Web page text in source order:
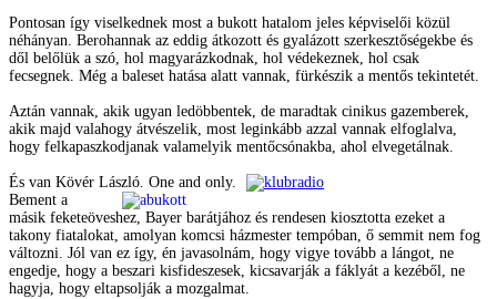
Pontosan így viselkednek most a bukott hatalom jeles képviselői közül
néhányan. Berohannak az eddig átkozott és gyalázott szerkesztőségekbe és
dől belőlük a szó, hol magyarázkodnak, hol védekeznek, hol csak
fecsegnek. Még a baleset hatása alatt vannak, fürkészik a mentős tekintetét.
Aztán vannak, akik ugyan ledöbbentek, de maradtak cinikus gazemberek,
akik majd valahogy átvészelik, most leginkább azzal vannak elfoglalva,
hogy felkapaszkodjanak valamelyik mentőcsónakba, ahol elvegetálnak.
És van Kövér László. One and only.
Bement a
másik feketeöveshez, Bayer barátjához és rendesen kiosztotta ezeket a
takony fiatalokat, amolyan komcsi házmester tempóban, ő semmit nem fog
változni. Jól van ez így, én javasolnám, hogy vigye tovább a lángot, ne
engedje, hogy a beszari kisfideszesek, kicsavarják a fáklyát a kezéből, ne
hagyja, hogy eltapsolják a mozgalmat.